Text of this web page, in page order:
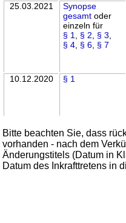
25.03.2021
Synopse
gesamt oder
einzeln für
§ 1
§ 2 § 3
§ 4 § 6 § 7
10.12.2020
§ 1
Bitte beachten Sie, dass
vorhanden - nach dem
Änderungstitels (Datum in
Datum des Inkrafttretens in